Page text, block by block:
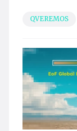
QVEREMOS